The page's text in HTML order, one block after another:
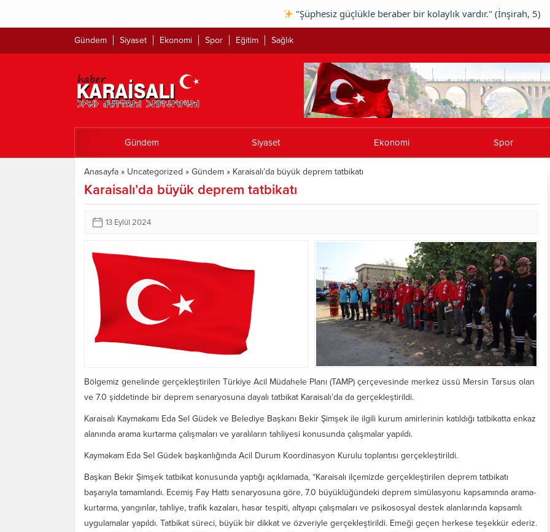
"Şüphesiz güçlükle beraber bir kolaylık vardır." (İnşirah, 5) |
Gündem Siyaset Ekonomi Spor Eğitim Sağlık
Gündem Siyaset Ekonomi Spor
Anasayfa » Uncategorized » Gündem » Karaisalı’da büyük deprem tatbikatı
Karaisalı’da büyük deprem tatbikatı
13 Eylül 2024
Bölgemiz genelinde gerçekleştirilen Türkiye Acil Müdahele Planı (TAMP) çerçevesinde merkez üssü Mersin Tarsus olan
ve 7.0 şiddetinde bir deprem senaryosuna dayalı tatbikat Karaisalı’da da gerçekleştirildi.
Karaisalı Kaymakamı Eda Sel Güdek ve Belediye Başkanı Bekir Şimşek ile ilgili kurum amirlerinin katıldığı tatbikatta enkaz
alanında arama kurtarma çalışmaları ve yaralıların tahliyesi konusunda çalışmalar yapıldı.
Kaymakam Eda Sel Güdek başkanlığında Acil Durum Koordinasyon Kurulu toplantısı gerçekleştirildi.
Başkan Bekir Şimşek tatbikat konusunda yaptığı açıklamada, “Karaisalı ilçemizde gerçekleştirilen deprem tatbikatı
başarıyla tamamlandı. Ecemiş Fay Hattı senaryosuna göre, 7.0 büyüklüğündeki deprem simülasyonu kapsamında arama-
kurtarma, yangınlar, tahliye, trafik kazaları, hasar tespiti, altyapı çalışmaları ve psikososyal destek alanlarında kapsamlı
uygulamalar yapıldı. Tatbikat süreci, büyük bir dikkat ve özveriyle gerçekleştirildi. Emeği geçen herkese teşekkür ederiz.